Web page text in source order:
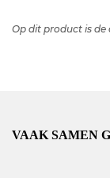
Op dit product is de
VAAK SAMEN